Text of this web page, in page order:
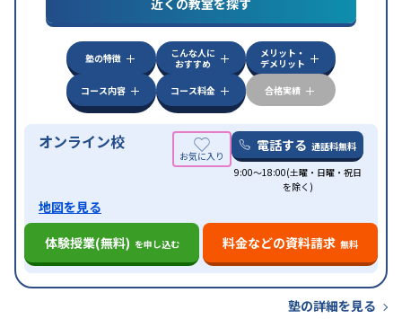
自習室あり
近くの教室を探す
塾の特徴
こんな人に
おすすめ
メリット・
デメリット
コース内容
コース料金 合格実績
オンライン校 電話する 通話料無料
9:00～18:00(土曜・日曜・祝日
を除く)
地図を見る
体験授業(無料) を申し込む 料金などの資料請求 無料
塾の詳細を見る